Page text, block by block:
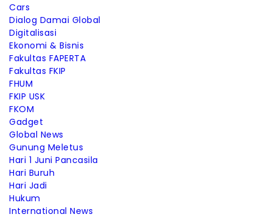
Cars
Dialog Damai Global
Digitalisasi
Ekonomi & Bisnis
Fakultas FAPERTA
Fakultas FKIP
FHUM
FKIP USK
FKOM
Gadget
Global News
Gunung Meletus
Hari 1 Juni Pancasila
Hari Buruh
Hari Jadi
Hukum
International News